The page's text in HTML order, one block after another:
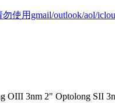
用gmail/outlook/aol/
OIII 3nm 2" Optolong SII